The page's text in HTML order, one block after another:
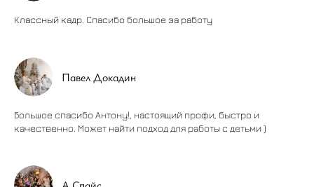
Классный кадр. Спасибо большое за работу
Павел Докадин
Большое спасибо Антону!, настоящий профи, быстро и
качественно. Может найти подход для работы с детьми )